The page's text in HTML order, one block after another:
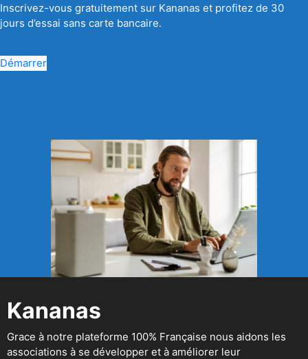
Inscrivez-vous gratuitement sur Kananas et profitez de 30
jours d’essai sans carte bancaire.
Démarrer
Kananas
Grace à notre plateforme 100% Française nous aidons les
associations à se développer et à améliorer leur